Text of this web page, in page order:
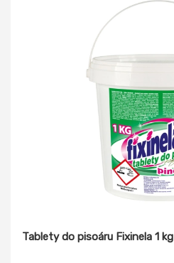
Tablety do pisoáru Fixinela 1 kg